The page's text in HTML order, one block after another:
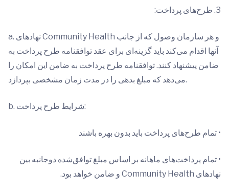
3. طرح‌های پرداخت:
a. نهادهای Community Health و هر سازمان وصول که از جانب
آنها اقدام می‌کند باید گزینه‌ای برای عقد توافقنامه طرح پرداخت به
ضامن پیشنهاد کنند. توافقنامه طرح پرداخت به ضامن این امکان را
می‌دهد که مبلغ بدهی را در مدت زمان مشخصی بپردازد.
b. شرایط طرح پرداخت:
• تمام طرح‌های پرداخت باید بدون بهره باشند
• تمام پرداخت‌های ماهانه بر اساس مبلغ توافق‌شده دوجانبه بین
نهادهای Community Health و ضامن خواهد بود.